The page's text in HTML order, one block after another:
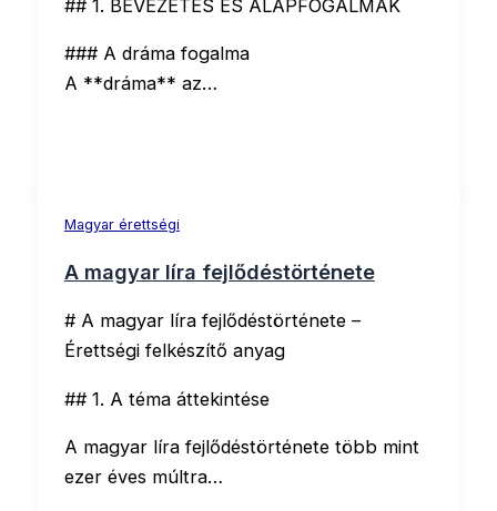
## 1. BEVEZETÉS ÉS ALAPFOGALMAK
### A dráma fogalma
A **dráma** az…
Magyar érettségi
A magyar líra fejlődéstörténete
# A magyar líra fejlődéstörténete –
Érettségi felkészítő anyag
## 1. A téma áttekintése
A magyar líra fejlődéstörténete több mint
ezer éves múltra…